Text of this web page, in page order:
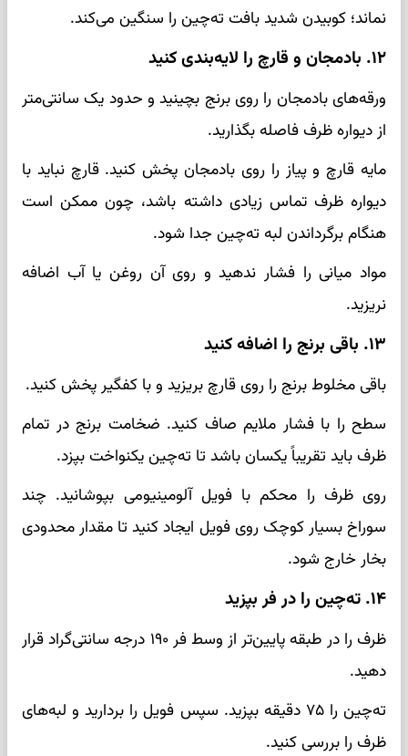
نماند؛ کوبیدن شدید بافت ته‌چین را سنگین می‌کند.
۱۲. بادمجان و قارچ را لایه‌بندی کنید
ورقه‌های بادمجان را روی برنج بچینید و حدود یک سانتی‌متر
از دیواره ظرف فاصله بگذارید.
مایه قارچ و پیاز را روی بادمجان پخش کنید. قارچ نباید با
دیواره ظرف تماس زیادی داشته باشد، چون ممکن است
هنگام برگرداندن لبه ته‌چین جدا شود.
مواد میانی را فشار ندهید و روی آن روغن یا آب اضافه
نریزید.
۱۳. باقی برنج را اضافه کنید
باقی مخلوط برنج را روی قارچ بریزید و با کفگیر پخش کنید.
سطح را با فشار ملایم صاف کنید. ضخامت برنج در تمام
ظرف باید تقریباً یکسان باشد تا ته‌چین یکنواخت بپزد.
روی ظرف را محکم با فویل آلومینیومی بپوشانید. چند
سوراخ بسیار کوچک روی فویل ایجاد کنید تا مقدار محدودی
بخار خارج شود.
۱۴. ته‌چین را در فر بپزید
ظرف را در طبقه پایین‌تر از وسط فر ۱۹۰ درجه سانتی‌گراد قرار
دهید.
ته‌چین را ۷۵ دقیقه بپزید. سپس فویل را بردارید و لبه‌های
ظرف را بررسی کنید.